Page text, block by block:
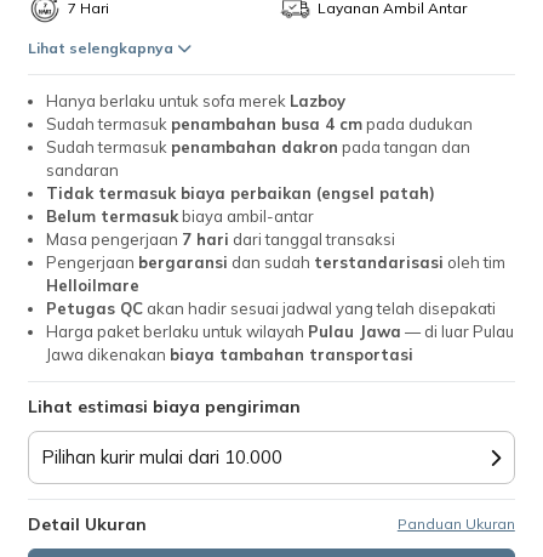
7 Hari Layanan Ambil Antar
Lihat selengkapnya
Hanya berlaku untuk sofa merek Lazboy
Sudah termasuk penambahan busa 4 cmpada dudukan
Sudah termasuk penambahan dakron pada tangan dan
sandaran
Tidak termasuk biaya perbaikan (engsel patah)
Belum termasuk biaya ambil-antar
Masa pengerjaan 7 hari dari tanggal transaksi
Pengerjaan bergaransi dan sudah terstandarisasi oleh tim
Helloilmare
Petugas QC akan hadir sesuai jadwal yang telah disepakati
Harga paket berlaku untuk wilayah Pulau Jawa — di luar Pulau
Jawa dikenakan biaya tambahan transportasi
Lihat estimasi biaya pengiriman
Pilihan kurir mulai dari 10.000
Detail Ukuran Panduan Ukuran